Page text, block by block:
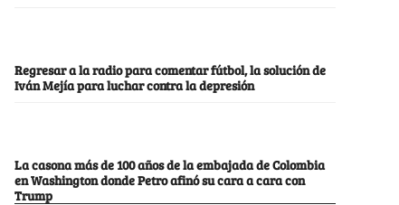
Regresar a la radio para comentar fútbol, la solución de
Iván Mejía para luchar contra la depresión
La casona más de 100 años de la embajada de Colombia
en Washington donde Petro afinó su cara a cara con
Trump